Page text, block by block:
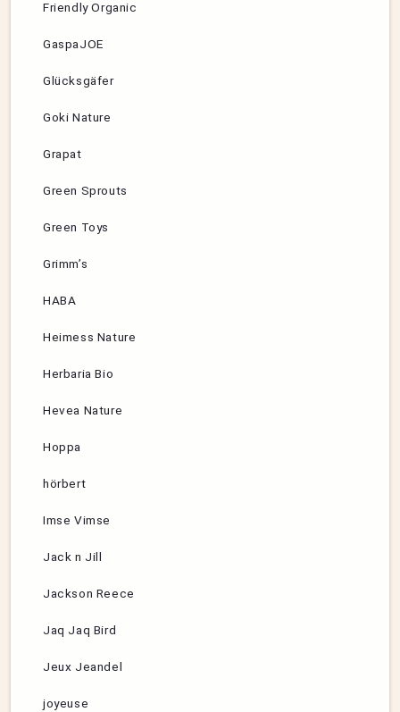
Friendly Organic
GaspaJOE
Glücksgäfer
Goki Nature
Grapat
Green Sprouts
Green Toys
Grimm’s
HABA
Heimess Nature
Herbaria Bio
Hevea Nature
Hoppa
hörbert
Imse Vimse
Jack n Jill
Jackson Reece
Jaq Jaq Bird
Jeux Jeandel
joyeuse